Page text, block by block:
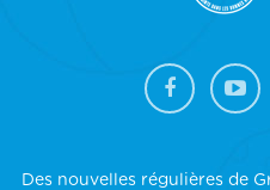
Des nouvelles régulières de